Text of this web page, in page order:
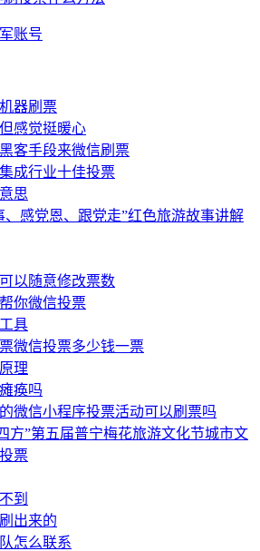
账号
器刷票
感觉挺暖心
客手段来微信刷票
成行业十佳投票
思
、感党恩、跟党走”红色旅游故事讲解
以随意修改票数
你微信投票
具
微信投票多少钱一票
理
痪吗
微信小程序投票活动可以刷票吗
方”第五届普宁梅花旅游文化节城市文
票
到
出来的
怎么联系